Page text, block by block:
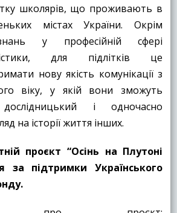
школярів, що проживають в
містах України. Окрім
у професійній сфері
для підлітків це
нову якість комунікації з
віку, у якій вони зможуть
і одночасно
на історії життя інших.
проєкт “Осінь на Плутоні
за підтримки Українського